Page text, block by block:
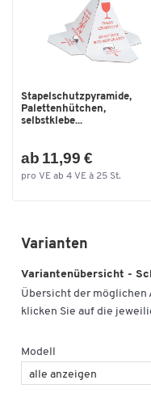
Stapelschutzpyramide,
Palettenhütchen,
selbstklebe...
ab 11,99 €
pro VE ab 4 VE à 25 St.
Varianten
Variantenübersicht -
Übersicht der möglichen
klicken Sie auf die
Modell